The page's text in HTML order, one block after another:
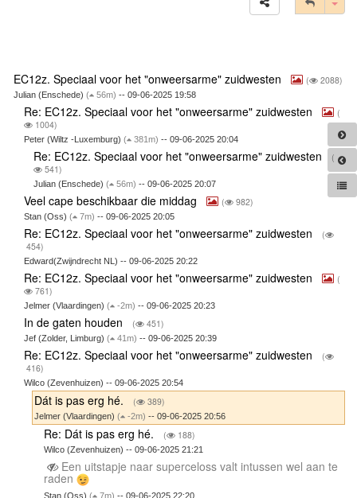
EC12z. Speciaal voor het "onweersarme" zuidwesten ( 2088)
Julian (Enschede) ( 56m) -- 09-06-2025 19:58
Re: EC12z. Speciaal voor het "onweersarme" zuidwesten
(
1004)
Peter (Wiltz -Luxemburg) ( 381m) -- 09-06-2025 20:04
Re: EC12z. Speciaal voor het "onweersarme" zuidwesten
(
541)
Julian (Enschede)( 56m) -- 09-06-2025 20:07
Veel cape beschikbaar die middag ( 982)
Stan (Oss) ( 7m) -- 09-06-2025 20:05
Re: EC12z. Speciaal voor het "onweersarme" zuidwesten
(
454)
Edward(Zwijndrecht NL) -- 09-06-2025 20:22
Re: EC12z. Speciaal voor het "onweersarme" zuidwesten
(
761)
Jelmer (Vlaardingen) ( -2m) -- 09-06-2025 20:23
In de gaten houden ( 451)
Jef (Zolder, Limburg) ( 41m) -- 09-06-2025 20:39
Re: EC12z. Speciaal voor het "onweersarme" zuidwesten
(
416)
Wilco (Zevenhuizen) -- 09-06-2025 20:54
Dát is pas erg hé. ( 389)
Jelmer (Vlaardingen)( -2m) -- 09-06-2025 20:56
Re: Dát is pas erg hé. ( 188)
Wilco (Zevenhuizen) -- 09-06-2025 21:21
Een uitstapje naar superceloss valt intussen wel aan te
raden
Stan (Oss) ( 7m) -- 09-06-2025 22:20